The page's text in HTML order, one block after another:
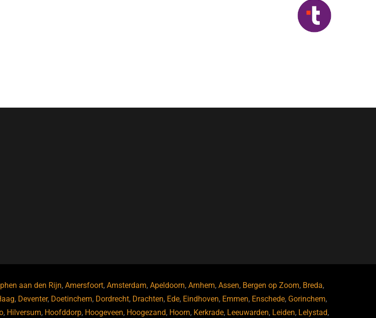
aan den Rijn, Amersfoort, Amsterdam, Apeldoorn, Arnhem, Assen, Bergen op Zoom, Breda,
, Deventer, Doetinchem, Dordrecht, Drachten, Ede, Eindhoven, Emmen, Enschede, Gorinchem,
, Hilversum, Hoofddorp, Hoogeveen, Hoogezand, Hoorn, Kerkrade, Leeuwarden, Leiden, Lelystad,